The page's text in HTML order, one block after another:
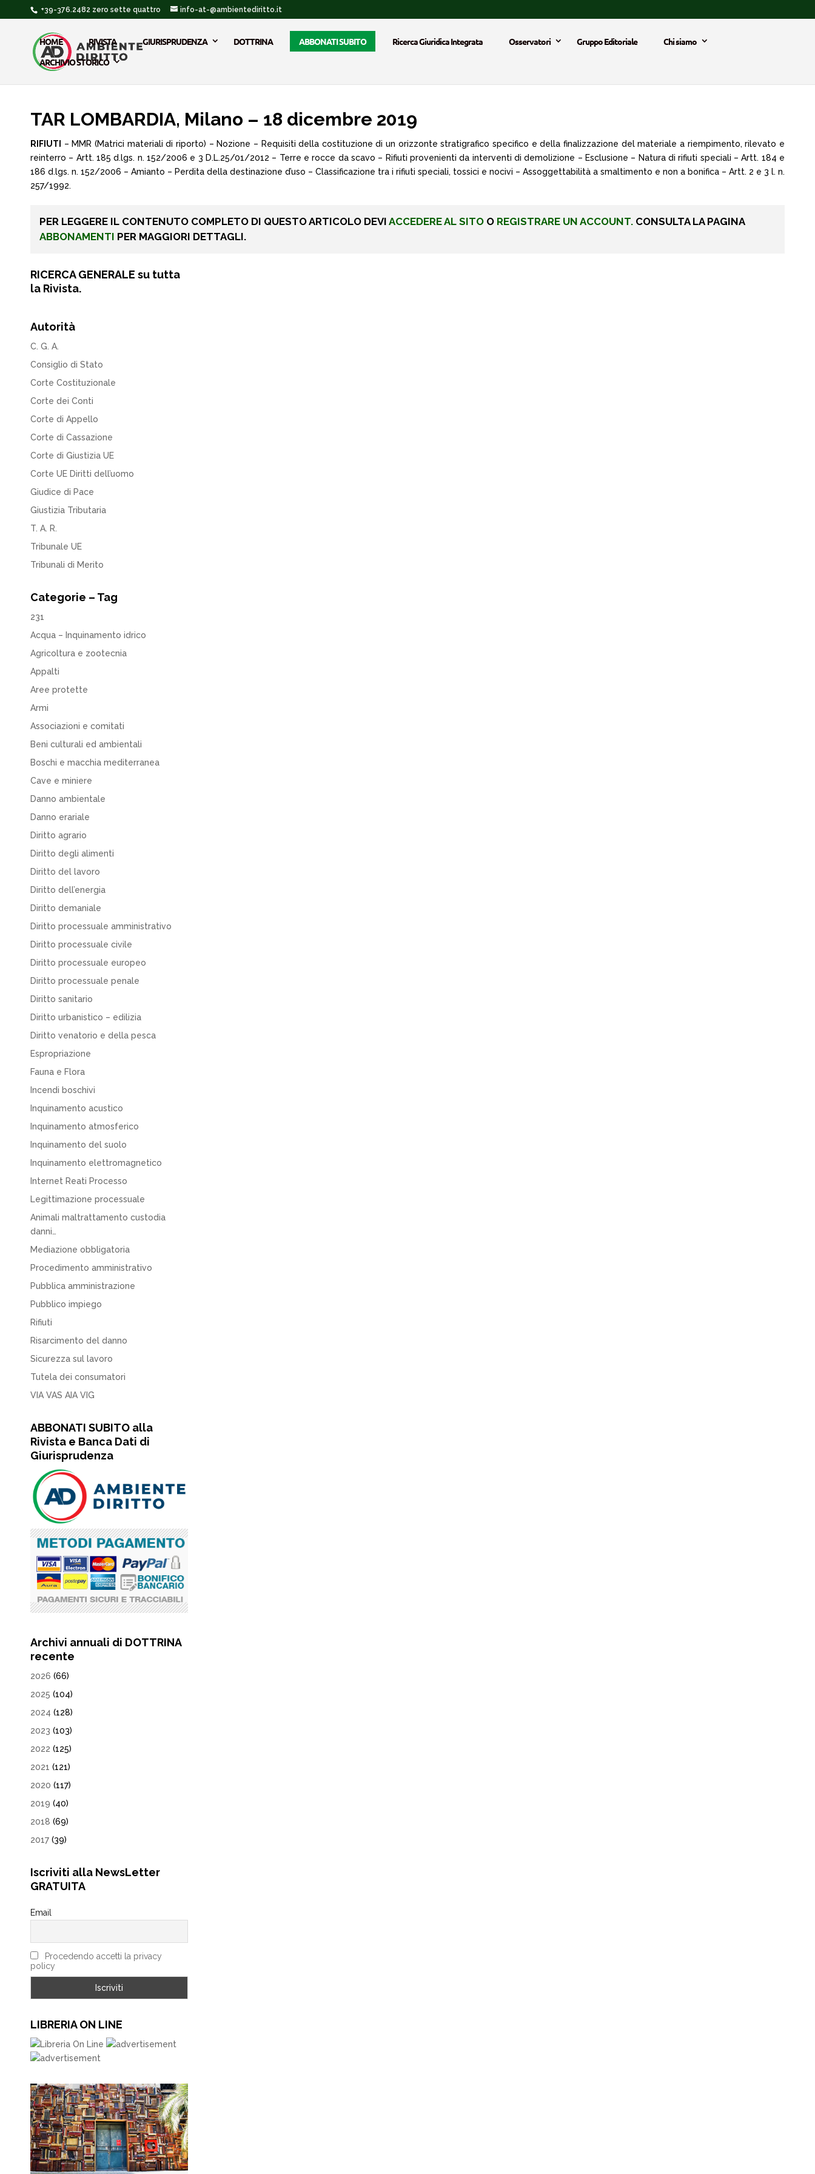
+39-376.2482 zero sette quattro info-at-@ambientediritto.it
HOME RIVISTA GIURISPRUDENZA DOTTRINA ABBONATI SUBITO Ricerca Giuridica Integrata Osservatori Gruppo Editoriale
Chi siamo
ARCHIVIO STORICO
TAR LOMBARDIA, Milano – 18 dicembre 2019
RIFIUTI
– MMR (Matrici materiali di riporto) – Nozione – Requisiti della costituzione di un orizzonte stratigrafico specifico e della finalizzazione del materiale a riempimento, rilevato e
reinterro – Artt. 185 d.lgs. n. 152/2006 e 3 D.L.25/01/2012 – Terre e rocce da scavo – Rifiuti provenienti da interventi di demolizione – Esclusione – Natura di rifiuti speciali – Artt. 184 e
186 d.lgs. n. 152/2006 – Amianto – Perdita della destinazione d’uso – Classificazione tra i rifiuti speciali, tossici e nocivi – Assoggettabilità a smaltimento e non a bonifica – Artt. 2 e 3 l. n.
257/1992.
PER LEGGERE IL CONTENUTO COMPLETO DI QUESTO ARTICOLO DEVI ACCEDERE AL SITO O REGISTRARE UN ACCOUNT. CONSULTA LA PAGINA
ABBONAMENTI PER MAGGIORI DETTAGLI.
RICERCA GENERALE su tutta
la Rivista.
Autorità
C. G. A.
Consiglio di Stato
Corte Costituzionale
Corte dei Conti
Corte di Appello
Corte di Cassazione
Corte di Giustizia UE
Corte UE Diritti dell’uomo
Giudice di Pace
Giustizia Tributaria
T. A. R.
Tribunale UE
Tribunali di Merito
Categorie – Tag
231
Acqua – Inquinamento idrico
Agricoltura e zootecnia
Appalti
Aree protette
Armi
Associazioni e comitati
Beni culturali ed ambientali
Boschi e macchia mediterranea
Cave e miniere
Danno ambientale
Danno erariale
Diritto agrario
Diritto degli alimenti
Diritto del lavoro
Diritto dell’energia
Diritto demaniale
Diritto processuale amministrativo
Diritto processuale civile
Diritto processuale europeo
Diritto processuale penale
Diritto sanitario
Diritto urbanistico – edilizia
Diritto venatorio e della pesca
Espropriazione
Fauna e Flora
Incendi boschivi
Inquinamento acustico
Inquinamento atmosferico
Inquinamento del suolo
Inquinamento elettromagnetico
Internet Reati Processo
Legittimazione processuale
Animali maltrattamento custodia
danni…
Mediazione obbligatoria
Procedimento amministrativo
Pubblica amministrazione
Pubblico impiego
Rifiuti
Risarcimento del danno
Sicurezza sul lavoro
Tutela dei consumatori
VIA VAS AIA VIG
ABBONATI SUBITO alla
Rivista e Banca Dati di
Giurisprudenza
Archivi annuali di DOTTRINA
recente
2026 (66)
2025 (104)
2024 (128)
2023 (103)
2022 (125)
2021 (121)
2020 (117)
2019 (40)
2018 (69)
2017 (39)
Iscriviti alla NewsLetter
GRATUITA
Email
Procedendo accetti la privacy
policy
LIBRERIA ON LINE